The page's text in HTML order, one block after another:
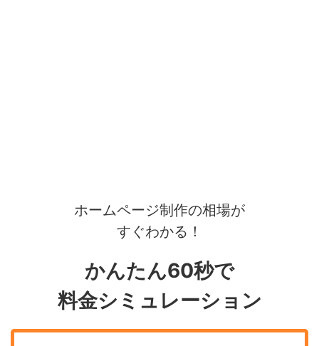
ホームページ制作の相場が
すぐわかる！
かんたん60秒で
料金シミュレーション